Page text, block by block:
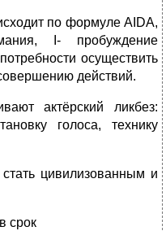
по формуле AIDA,
I- пробуждение
осуществить
действий.
актёрский ликбез:
голоса, технику
цивилизованным и
срок